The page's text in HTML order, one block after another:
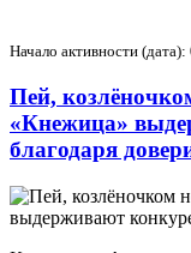
Начало активности
Пей,
«Кнежица»
благодаря